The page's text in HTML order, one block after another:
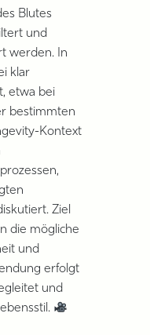
Blutes
und
werden. In
klar
etwa bei
bestimmten
Kontext
Ziel
die mögliche
und
erfolgt
und